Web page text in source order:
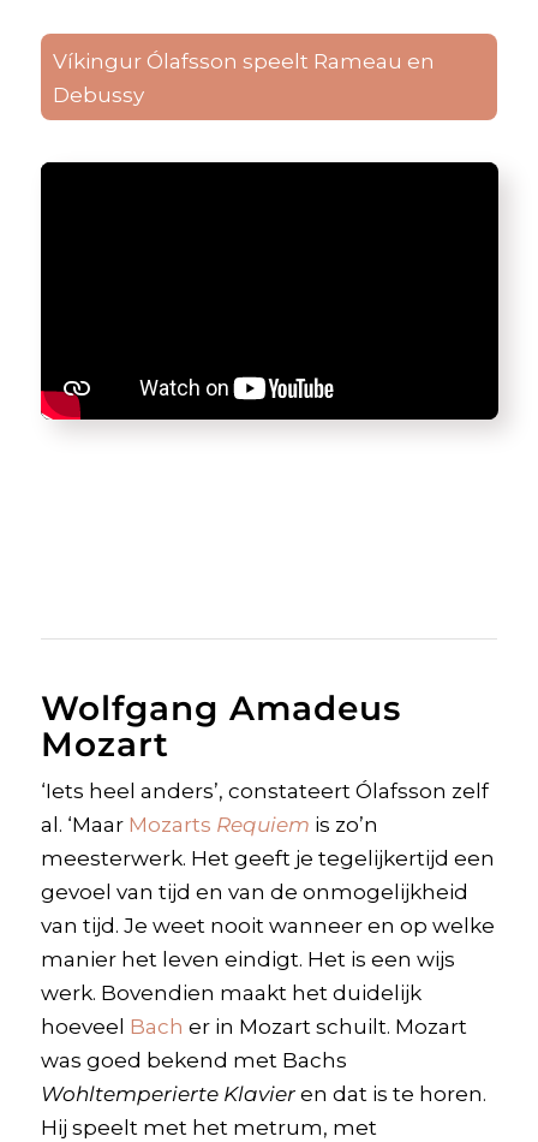
Víkingur Ólafsson speelt Rameau en
Debussy
Wolfgang Amadeus
Mozart
‘Iets heel anders’, constateert Ólafsson zelf
al. ‘Maar Mozarts Requiem is zo’n
meesterwerk. Het geeft je tegelijkertijd een
gevoel van tijd en van de onmogelijkheid
van tijd. Je weet nooit wanneer en op welke
manier het leven eindigt. Het is een wijs
werk. Bovendien maakt het duidelijk
hoeveel Bach er in Mozart schuilt. Mozart
was goed bekend met Bachs
Wohltemperierte Klavieren dat is te horen.
Hij speelt met het metrum, met